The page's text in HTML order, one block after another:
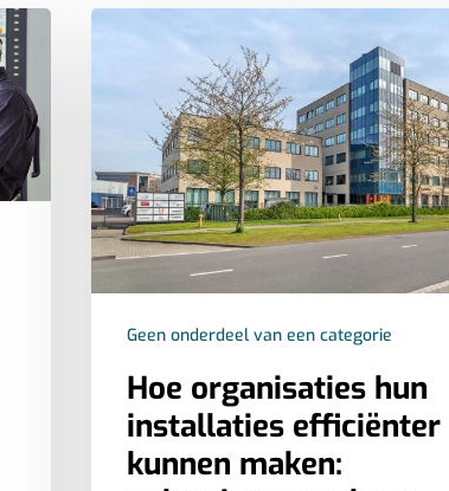
Geen onderdeel van een categorie
Hoe organisaties hun
installaties efficiënter
kunnen maken: